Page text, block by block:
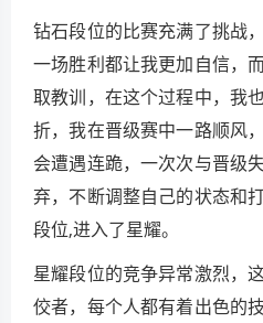
钻石段位的比赛充满了挑战
一场胜利都让我更加自信，
取教训，在这个过程中，我
折，我在晋级赛中一路顺风
会遭遇连跪，一次次与晋级
弃，不断调整自己的状态和
段位,进入了星耀。
星耀段位的竞争异常激烈，
佼者，每个人都有着出色的